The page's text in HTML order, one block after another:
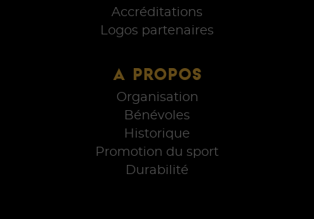
Accréditations
Logos partenaires
A PROPOS
Organisation
Bénévoles
Historique
Promotion du sport
Durabilité